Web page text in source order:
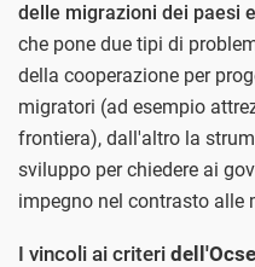
delle migrazioni dei paesi
che pone due tipi di
della cooperazione per
migratori (ad esempio
frontiera), dall'altro la
sviluppo per chiedere ai
impegno nel contrasto alle
I vincoli ai criteri dell'Ocse